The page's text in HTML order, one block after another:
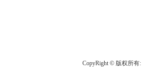
CopyRight © 版权所有: